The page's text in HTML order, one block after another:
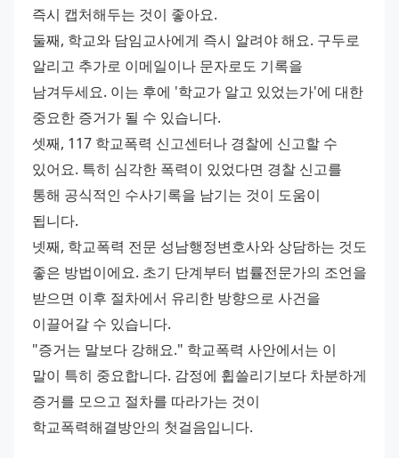
즉시 캡처해두는 것이 좋아요.
둘째, 학교와 담임교사에게 즉시 알려야 해요. 구두로
알리고 추가로 이메일이나 문자로도 기록을
남겨두세요. 이는 후에 '학교가 알고 있었는가'에 대한
중요한 증거가 될 수 있습니다.
셋째, 117 학교폭력 신고센터나 경찰에 신고할 수
있어요. 특히 심각한 폭력이 있었다면 경찰 신고를
통해 공식적인 수사기록을 남기는 것이 도움이
됩니다.
넷째, 학교폭력 전문 성남행정변호사와 상담하는 것도
좋은 방법이에요. 초기 단계부터 법률전문가의 조언을
받으면 이후 절차에서 유리한 방향으로 사건을
이끌어갈 수 있습니다.
"증거는 말보다 강해요." 학교폭력 사안에서는 이
말이 특히 중요합니다. 감정에 휩쓸리기보다 차분하게
증거를 모으고 절차를 따라가는 것이
학교폭력해결방안의 첫걸음입니다.